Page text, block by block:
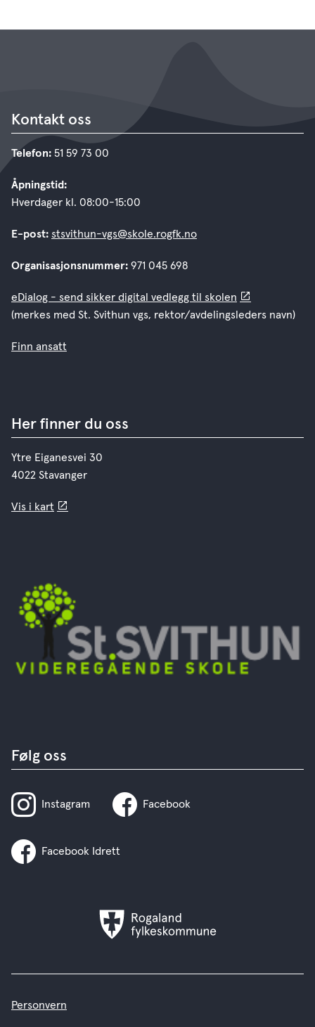
Kontakt oss
Telefon: 51 59 73 00
Åpningstid:
Hverdager kl. 08:00-15:00
E-post: stsvithun-vgs@skole.rogfk.no
Organisasjonsnummer: 971 045 698
eDialog - send sikker digital vedlegg til skolen
(merkes med St. Svithun vgs, rektor/avdelingsleders navn)
Finn ansatt
Her finner du oss
Ytre Eiganesvei 30
4022 Stavanger
Vis i kart
Følg oss
Instagram Facebook
Facebook Idrett
Rogaland
fylkeskommune
Personvern